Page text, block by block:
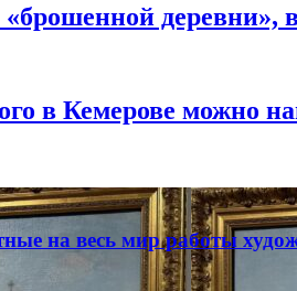
деревни»,
в Кемерове можно
на весь мир работы